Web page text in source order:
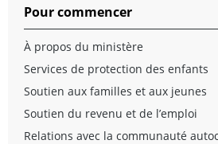
Pour commencer
À propos du ministère
Services de protection des enfants
Soutien aux familles et aux jeunes
Soutien du revenu et de l’emploi
Relations avec la communauté